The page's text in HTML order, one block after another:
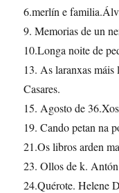
6.merlín e
9. Memorias de un
10.Longa noite de
13. As laranxas máis
Casares.
15. Agosto de
19. Cando petan na
21.Os libros arden
23. Ollos de k.
24.Quérote. Helene